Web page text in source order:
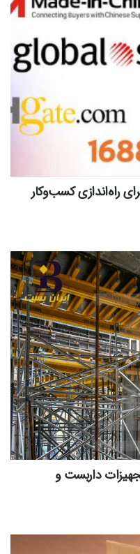
راه‌اندازی کسب‌وکار
داربست و